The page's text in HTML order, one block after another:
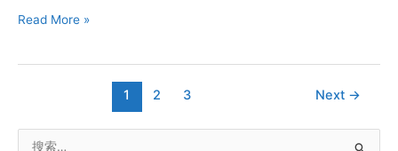
（电
【神
曲）》
一
Read More »
1 2 3 Next →